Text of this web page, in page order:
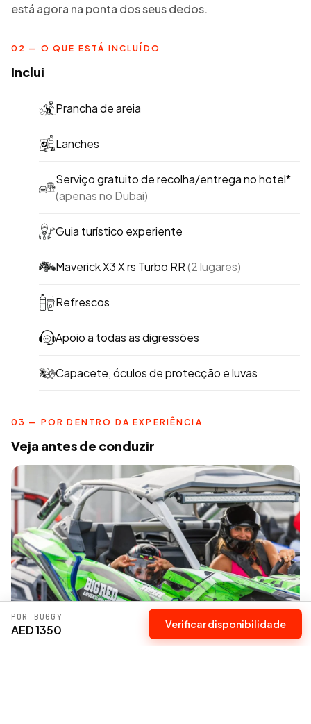
está agora na ponta dos seus dedos.
02 — O QUE ESTÁ INCLUÍDO
Inclui
Prancha de areia
Lanches
Serviço gratuito de recolha/entrega no hotel*
(apenas no Dubai)
Guia turístico experiente
Maverick X3 X rs Turbo RR(2 lugares)
Refrescos
Apoio a todas as digressões
Capacete, óculos de protecção e luvas
03 — POR DENTRO DA EXPERIÊNCIA
Veja antes de conduzir
POR BUGGY
AED 1350 Verificar disponibilidade